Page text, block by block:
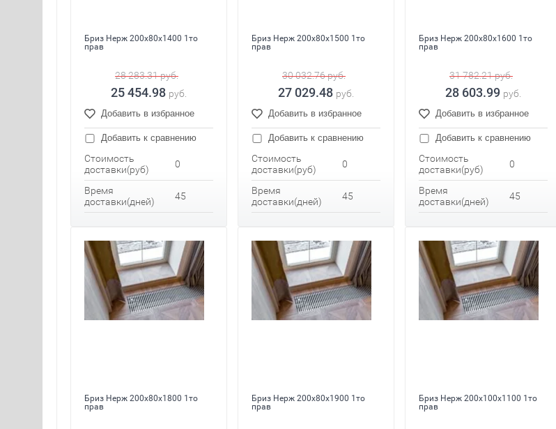
Бриз Нерж 200x80x1400 1то
прав
28 283.31руб.
25 454.98 руб.
Добавить в избранное
Добавить к сравнению
Стоимость
доставки(руб)
0
Время
доставки(дней)
45
Бриз Нерж 200x80x1500 1то
прав
30 032.76руб.
27 029.48 руб.
Добавить в избранное
Добавить к сравнению
Стоимость
доставки(руб)
0
Время
доставки(дней)
45
Бриз Нерж 200x80x1600 1то
прав
31 782.21руб.
28 603.99 руб.
Добавить в избранное
Добавить к сравнению
Стоимость
доставки(руб)
0
Время
доставки(дней)
45
Бриз Нерж 200x80x1800 1то
прав
Бриз Нерж 200x80x1900 1то
прав
Бриз Нерж 200x100x1100 1то
прав